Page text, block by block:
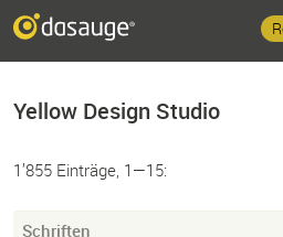
Yellow Design Studio
1’855 Einträge, 1—15:
Schriften